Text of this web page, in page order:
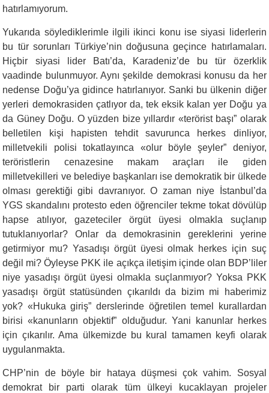
hatırlamıyorum.
Yukarıda söylediklerimle ilgili ikinci konu ise siyasi liderlerin
bu tür sorunları Türkiye’nin doğusuna geçince hatırlamaları.
Hiçbir siyasi lider Batı’da, Karadeniz’de bu tür özerklik
vaadinde bulunmuyor. Aynı şekilde demokrasi konusu da her
nedense Doğu’ya gidince hatırlanıyor. Sanki bu ülkenin diğer
yerleri demokrasiden çatlıyor da, tek eksik kalan yer Doğu ya
da Güney Doğu. O yüzden bize yıllardır «terörist başı” olarak
belletilen kişi hapisten tehdit savurunca herkes dinliyor,
milletvekili polisi tokatlayınca «olur böyle şeyler” deniyor,
teröristlerin cenazesine makam araçları ile giden
milletvekilleri ve belediye başkanları ise demokratik bir ülkede
olması gerektiği gibi davranıyor. O zaman niye İstanbul’da
YGS skandalını protesto eden öğrenciler tekme tokat dövülüp
hapse atılıyor, gazeteciler örgüt üyesi olmakla suçlanıp
tutuklanıyorlar? Onlar da demokrasinin gereklerini yerine
getirmiyor mu? Yasadışı örgüt üyesi olmak herkes için suç
değil mi? Öyleyse PKK ile açıkça iletişim içinde olan BDP’liler
niye yasadışı örgüt üyesi olmakla suçlanmıyor? Yoksa PKK
yasadışı örgüt statüsünden çıkarıldı da bizim mi haberimiz
yok? «Hukuka giriş” derslerinde öğretilen temel kurallardan
birisi «kanunların objektif” olduğudur. Yani kanunlar herkes
için çıkarılır. Ama ülkemizde bu kural tamamen keyfi olarak
uygulanmakta.
CHP’nin de böyle bir hataya düşmesi çok vahim. Sosyal
demokrat bir parti olarak tüm ülkeyi kucaklayan projeler